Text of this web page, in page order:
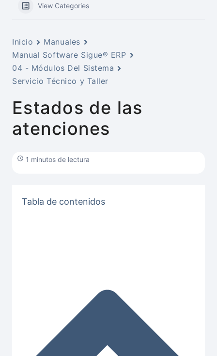
View Categories
Inicio
Manuales
Manual Software Sigue® ERP
04 - Módulos Del Sistema
Servicio Técnico y Taller
Estados de las
atenciones
1 minutos de lectura
Tabla de contenidos